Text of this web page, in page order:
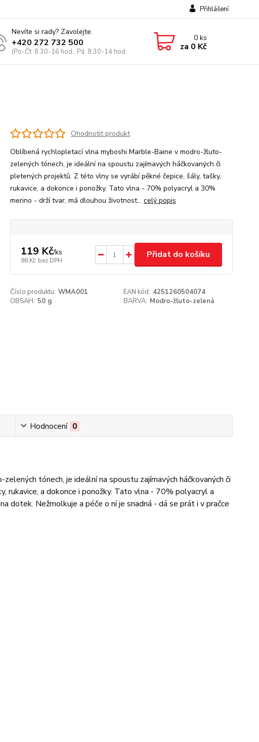
Přihlášení
Nevíte si rady? Zavolejte.
+420 272 732 500
(Po-Čt: 8.30-16 hod., Pá: 8.30-14 hod.
0ks
za 0 Kč
Ohodnotit produkt
Oblíbená rychlopletací vlna myboshi Marble-Baine v modro-žluto-
zelených tónech, je ideální na spoustu zajímavých háčkovaných či
pletených projektů. Z této vlny se vyrábí pěkné čepice, šály, tašky,
rukavice, a dokonce i ponožky. Tato vlna - 70% polyacryl a 30%
merino - drží tvar, má dlouhou životnost... celý popis
119 Kč/ks
98 Kč bez DPH
Přidat do košíku
Číslo produktu: WMA001 EAN kód: 4251260504074
OBSAH: 50 g BARVA: Modro-žluto-zelená
Hodnocení 0
tónech, je ideální na spoustu zajímavých háčkovaných či
a dokonce i ponožky. Tato vlna - 70% polyacryl a
dotek. Nežmolkuje a péče o ní je snadná - dá se prát i v pračce